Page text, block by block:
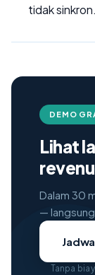
tidak sinkron.
DEMO
Lihat
Dalam 30
—
Tanpa